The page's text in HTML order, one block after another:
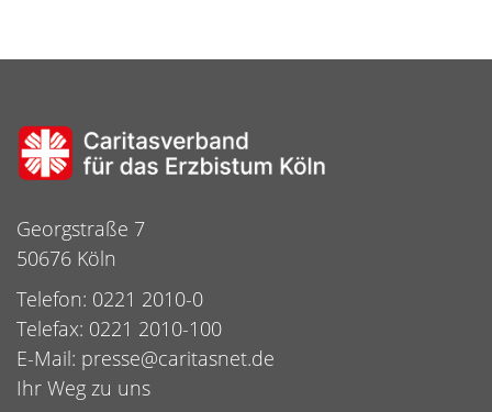
Georgstraße 7
50676 Köln
Telefon: 0221 2010-0
Telefax: 0221 2010-100
E-Mail: presse@caritasnet.de
Ihr Weg zu uns